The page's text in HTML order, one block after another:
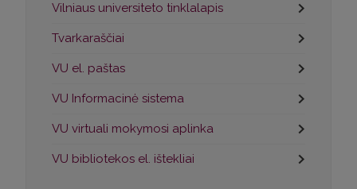
Vilniaus universiteto tinklalapis
Tvarkaraščiai
VU el. paštas
VU Informacinė sistema
VU virtuali mokymosi aplinka
VU bibliotekos el. ištekliai